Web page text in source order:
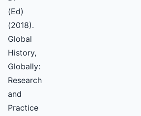
(Ed)
(2018).
Global
History,
Globally:
Research
and
Practice